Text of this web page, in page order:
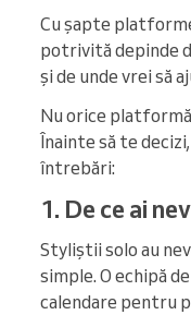
Cu șapte
potrivită depinde
și de unde vrei să
Nu orice
Înainte să te
întrebări:
1. De ce ai
Styliștii solo au
simple. O echipă
calendare pentru